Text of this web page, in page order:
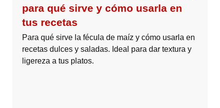
para qué sirve y cómo usarla en
tus recetas
Para qué sirve la fécula de maíz y cómo usarla en
recetas dulces y saladas. Ideal para dar textura y
ligereza a tus platos.